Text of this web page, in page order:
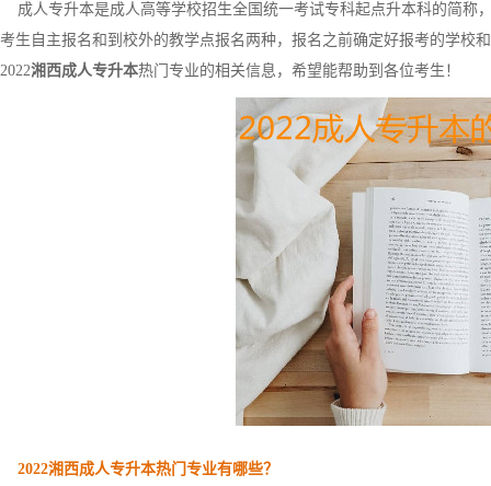
成人专升本是成人高等学校招生全国统一考试专科起点升本科的简称
考生自主报名和到校外的教学点报名两种，报名之前确定好报考的学校
2022湘西成人专升本热门专业的相关信息，希望能帮助到各位考生！
2022湘西成人专升本热门专业有哪些？